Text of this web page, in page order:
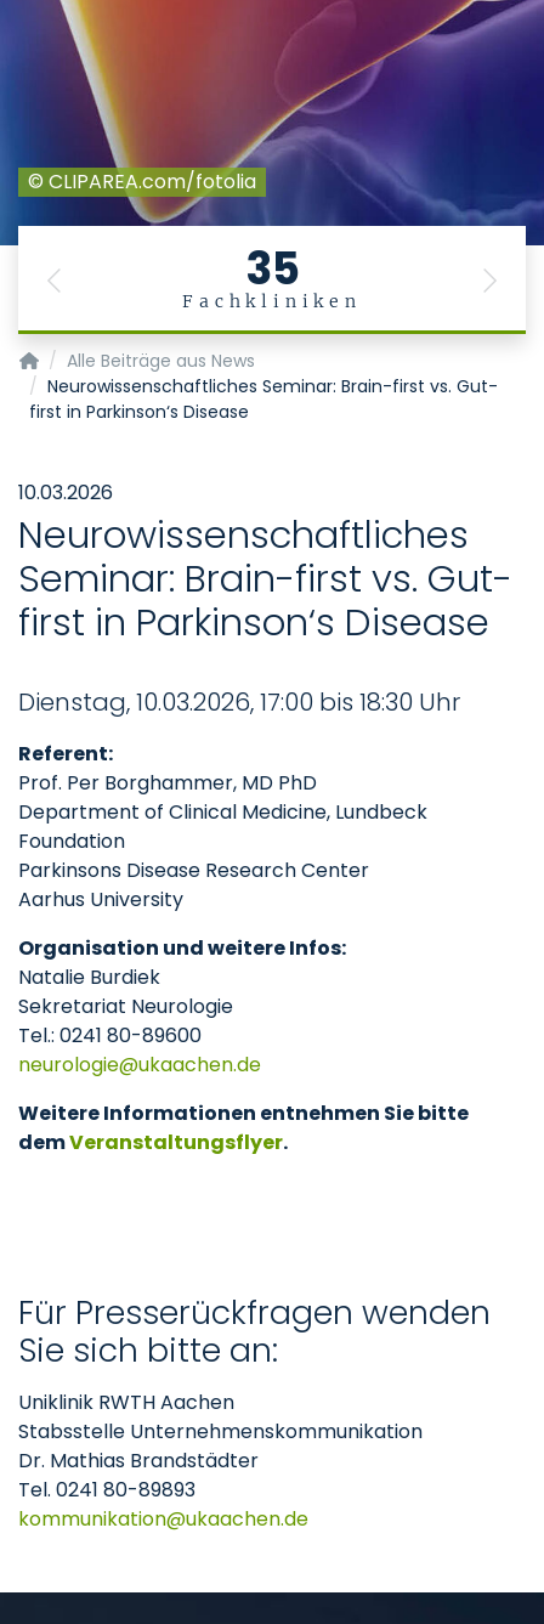
© CLIPAREA.com/fotolia
35
Fachkliniken
Previous Next
Alpha1-Leberzentrum
Alle Beiträge aus News
Neurowissenschaftliches Seminar: Brain-first vs. Gut-
first in Parkinson‘s Disease
10.03.2026
Neurowissenschaftliches
Seminar: Brain-first vs. Gut-
first in Parkinson‘s Disease
Dienstag, 10.03.2026, 17:00 bis 18:30 Uhr
Referent:
Prof. Per Borghammer, MD PhD
Department of Clinical Medicine, Lundbeck
Foundation
Parkinsons Disease Research Center
Aarhus University
Organisation und weitere Infos:
Natalie Burdiek
Sekretariat Neurologie
Tel.: 0241 80-89600
neurologie
ukaachende
Weitere Informationen entnehmen Sie bitte
demVeranstaltungsflyer.
Für Presserückfragen wenden
Sie sich bitte an:
Uniklinik RWTH Aachen
Stabsstelle Unternehmenskommunikation
Dr. Mathias Brandstädter
Tel. 0241 80-89893
kommunikation
ukaachende